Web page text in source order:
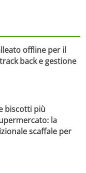
offline per il
back e gestione
biscotti più
la
scaffale per